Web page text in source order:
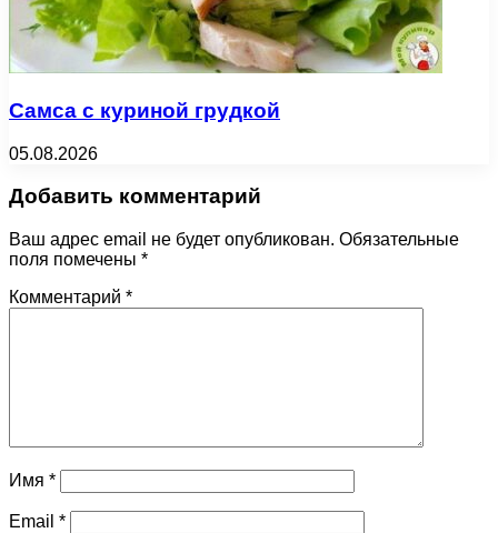
Самса с куриной грудкой
05.08.2026
Добавить комментарий
Ваш адрес email не будет опубликован. Обязательные
поля помечены *
Комментарий *
Имя *
Email *